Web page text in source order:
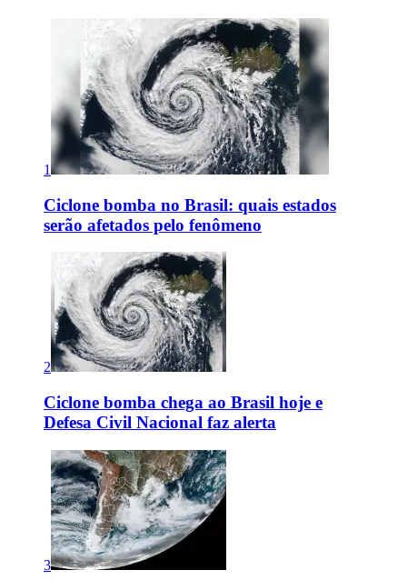
1
Ciclone bomba no Brasil: quais estados
serão afetados pelo fenômeno
2
Ciclone bomba chega ao Brasil hoje e
Defesa Civil Nacional faz alerta
3